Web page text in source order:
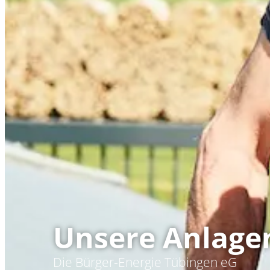
Unsere
Die Bürger-Energie Tübingen eG